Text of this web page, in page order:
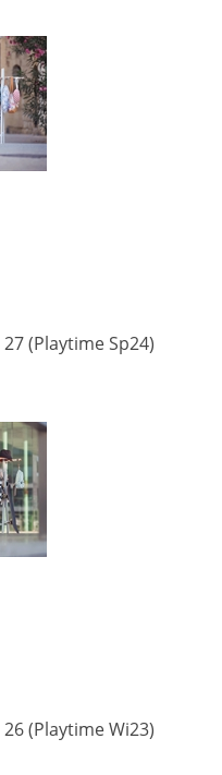
(Playtime Sp24)
(Playtime Wi23)